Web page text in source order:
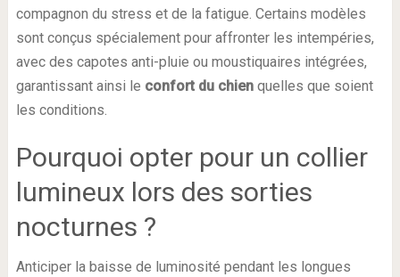
compagnon du stress et de la fatigue. Certains modèles
sont conçus spécialement pour affronter les intempéries,
avec des capotes anti-pluie ou moustiquaires intégrées,
garantissant ainsi le confort du chienquelles que soient
les conditions.
Pourquoi opter pour un collier
lumineux lors des sorties
nocturnes ?
Anticiper la baisse de luminosité pendant les longues